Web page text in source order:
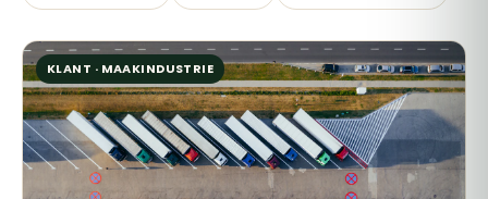
KLANT · MAAKINDUSTRIE